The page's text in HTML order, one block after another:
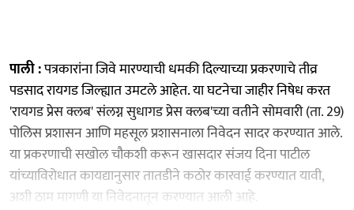
पाली :पत्रकारांना जिवे मारण्याची धमकी दिल्याच्या प्रकरणाचे तीव्र
पडसाद रायगड जिल्ह्यात उमटले आहेत. या घटनेचा जाहीर निषेध करत
'रायगड प्रेस क्लब' संलग्न सुधागड प्रेस क्लब'च्या वतीने सोमवारी (ता. 29)
पोलिस प्रशासन आणि महसूल प्रशासनाला निवेदन सादर करण्यात आले.
या प्रकरणाची सखोल चौकशी करून खासदार संजय दिना पाटील
यांच्याविरोधात कायद्यानुसार तातडीने कठोर कारवाई करण्यात यावी,
अशी ठाम मागणी या निवेदनातून करण्यात आली आहे.